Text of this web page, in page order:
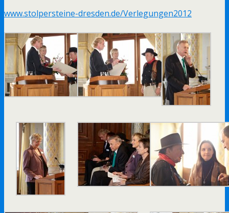
www.stolpersteine-dresden.de/Verlegungen2012